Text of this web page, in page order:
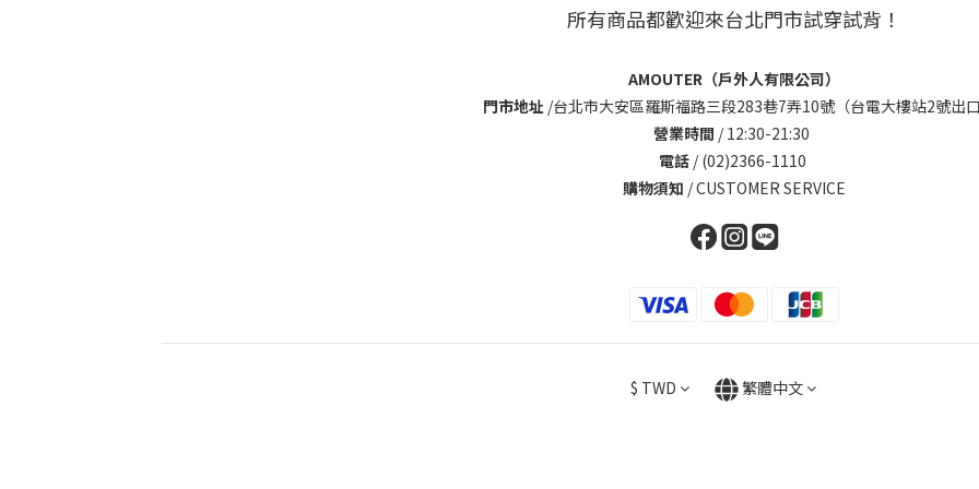
所有商品都歡迎來台北門市試穿試背！
AMOUTER（戶外人有限公司）
門市地址 /台北市大安區羅斯福路三段283巷7弄10號（台電大樓站2號出
營業時間 / 12:30-21:30
電話 / (02)2366-1110
購物須知 /CUSTOMER SERVICE
$ TWD 繁體中文